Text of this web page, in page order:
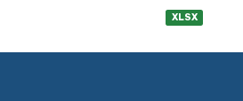
XLSX